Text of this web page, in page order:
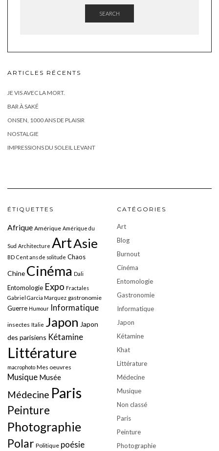
SEARCH
ARTICLES RÉCENTS
JE VIS AVEC LA MORT.
BAR À SAKÉ
ONSEN, 1000 ANS DE PLAISIR
NOSTALGIE
IMPRESSIONS DU SOLEIL LEVANT
ÉTIQUETTES
Afrique Amérique Amérique du
Sud Architecture ArtAsie
BD Cent ans de solitude Chaos
Chine Cinéma Dali
Entomologie Expo Fractales
Gabriel Garcia Marquez gastronomie
Guerre Humour Informatique
insectes Italie Japon Japon
des parisiens Kétamine
Littérature
macrophoto Mes oeuvres
Musique Musée
Médecine Paris
Peinture
Photographie
Polar Politique poésie
CATÉGORIES
Art
Blog
Burnout
Cinéma
Entomologie
Gastronomie
Informatique
Japon
Kétamine
Khat
Littérature
Médecine
Musique
Non classé
Paris
Peinture
Photographie